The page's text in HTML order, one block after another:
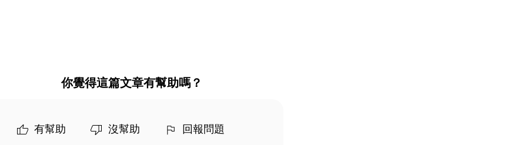
你覺得這篇文章有幫助嗎？
有幫助 沒幫助 回報問題